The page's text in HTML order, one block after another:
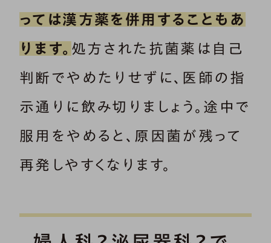
な、泌尿器科について詳しく解説し
ます。「内診はあるの？」「診察は痛
くないの？」などの疑問や不安につ
が丘ウロケアクリニック」院長の佐
藤亜耶先生に教えていただきま
す。
っては漢方薬を併用することもあ
ります。 処方された抗菌薬は自己
判断でやめたりせずに、医師の指
示通りに飲み切りましょう。途中で
服用をやめると、原因菌が残って
再発しやすくなります。